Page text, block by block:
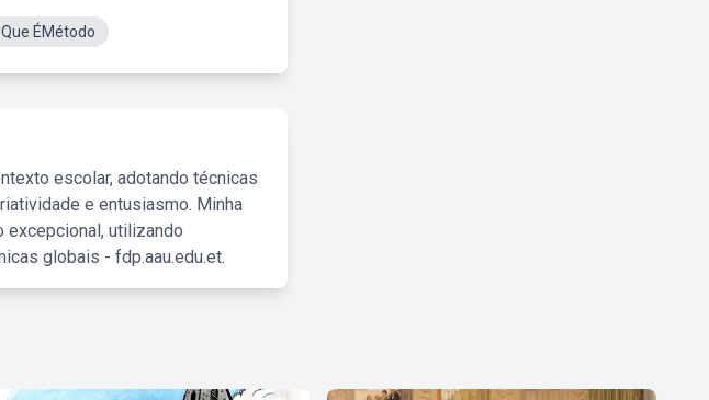
ÉMétodo
escolar, adotando técnicas
e entusiasmo. Minha
excepcional, utilizando
globais - fdp.aau.edu.et.